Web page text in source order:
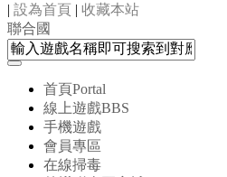
| 設為首頁 | 收藏本站
聯合國
首頁Portal
線上遊戲BBS
手機遊戲
會員專區
在線掃毒